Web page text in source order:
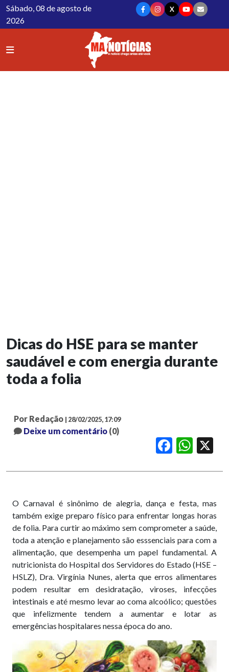
Sábado, 08 de agosto de
2026
X
Dicas do HSE para se manter
saudável e com energia durante
toda a folia
Por Redação | 28/02/2025, 17:09
Deixe um comentário (0)
FacebookWhatsApp
O Carnaval é sinônimo de alegria, dança e festa, mas
também exige preparo físico para enfrentar longas horas
de folia. Para curtir ao máximo sem comprometer a saúde,
toda a atenção e planejamento são esssenciais para com a
alimentação, que desempenha um papel fundamental. A
nutricionista do Hospital dos Servidores do Estado (HSE –
HSLZ), Dra. Virgínia Nunes, alerta que erros alimentares
podem resultar em desidratação, viroses, infecções
intestinais e até mesmo levar ao coma alcoólico; questões
que infelizmente tendem a aumentar e lotar as
emergências hospitalares nessa época do ano.